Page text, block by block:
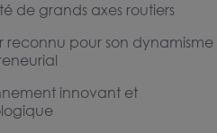
de grands axes routiers
reconnu pour son dynamisme
innovant et